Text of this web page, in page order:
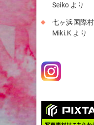
Seiko より
七ヶ浜国際村
Miki.K より